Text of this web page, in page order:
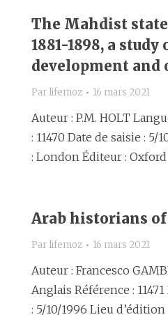
The Mahdist
1881-1898, a
development and
Par lifemoz 16 mars 2021
Auteur : P.M. HOLT
: 11470 Date de saisie : 5/
: London Éditeur :
Arab historians of
Par lifemoz 16 mars 2021
Auteur : Francesco
Anglais Référence :
: 5/10/1996 Lieu